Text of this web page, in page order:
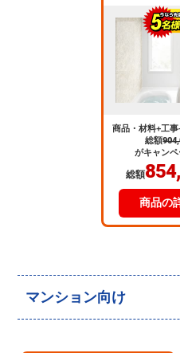
商品・材料+工
総額
がキャン
総額
商品の
マンション向け